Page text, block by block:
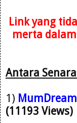
Link yang
merta
Antara
1) M
(11193 Views)